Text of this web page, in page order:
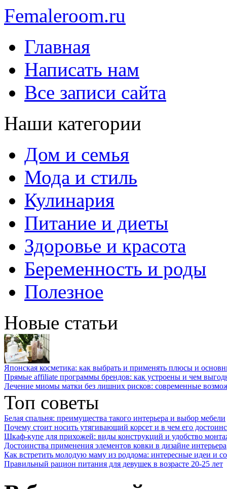
Femaleroom.ru
Главная
Написать нам
Все записи сайта
Наши категории
Дом и семья
Мода и стиль
Кулинария
Питание и диеты
Здоровье и красота
Беременность и роды
Полезное
Новые статьи
Японская косметика: как выбрать и применять плюсы и
Прямые affiliate программы брендов: как устроены и чем
Лечение миомы матки без лишних рисков: современные
Топ советы
Белая спальня: преимущества такого интерьера и выбор мебели
Почему стоит носить утягивающий корсет и в чем его
Шкаф-купе для прихожей: виды конструкций и удобство
Достоинства применения элементов ковки в дизайне интерьера
Как встретить молодую маму из роддома: интересные идеи и
Правильный рацион питания для девушек в возрасте 20-25 лет